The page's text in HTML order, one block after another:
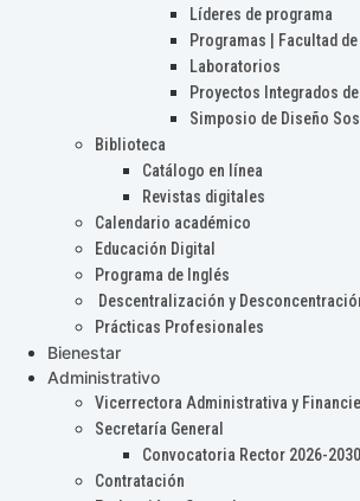
Líderes de programa
Programas | Facultad
Laboratorios
Proyectos Integrados
Simposio de Diseño
Biblioteca
Catálogo en línea
Revistas digitales
Calendario académico
Educación Digital
Programa de Inglés
Descentralización y
Prácticas Profesionales
Bienestar
Administrativo
Vicerrectora Administrativa y
Secretaría General
Convocatoria Rector 2026-2030
Contratación